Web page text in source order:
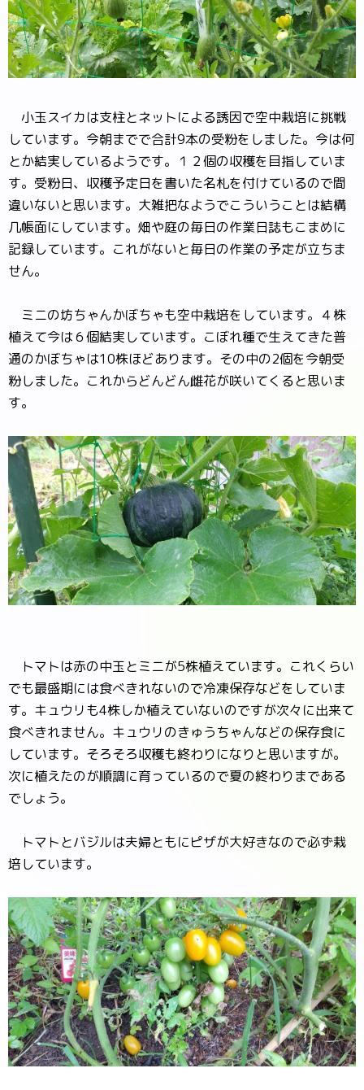
小玉スイカは支柱とネットによる誘因で空中栽培に挑戦
しています。今朝までで合計9本の受粉をしました。今は何
とか結実しているようです。１２個の収穫を目指していま
す。受粉日、収穫予定日を書いた名札を付けているので間
違いないと思います。大雑把なようでこういうことは結構
几帳面にしています。畑や庭の毎日の作業日誌もこまめに
記録しています。これがないと毎日の作業の予定が立ちま
せん。
ミニの坊ちゃんかぼちゃも空中栽培をしています。４株
植えて今は６個結実しています。こぼれ種で生えてきた普
通のかぼちゃは10株ほどあります。その中の2個を今朝受
粉しました。これからどんどん雌花が咲いてくると思いま
す。
トマトは赤の中玉とミニが5株植えています。これくらい
でも最盛期には食べきれないので冷凍保存などをしていま
す。キュウリも4株しか植えていないのですが次々に出来て
食べきれません。キュウリのきゅうちゃんなどの保存食に
しています。そろそろ収穫も終わりになりと思いますが。
次に植えたのが順調に育っているので夏の終わりまである
でしょう。
トマトとバジルは夫婦ともにピザが大好きなので必ず栽
培しています。